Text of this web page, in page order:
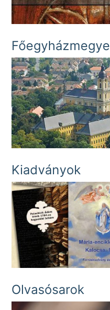
Főegyházmegye
Kiadványok
Olvasósarok